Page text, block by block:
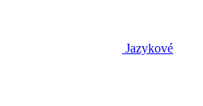
Jazykové